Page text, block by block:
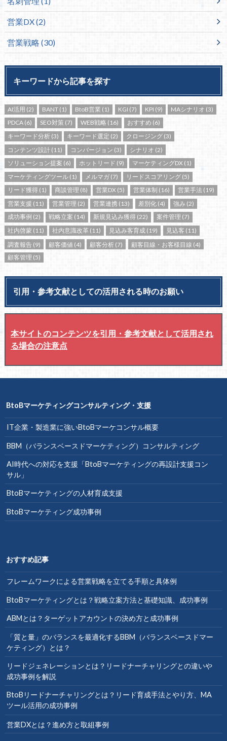
営業DX(2)
営業戦略 (30)
キーワードから記事を探す
AI活用 (2) BANT (1) BtoB営業 (1) KGI (7) KPI (9) MAシナリオ (3)
PDCA(6) SEO対策 (7) WEB戦略 (16) おすすめ (6)
キーワード分析(3) キーワード選定 (2) クロージング (3)
コンテンツ設計(11) コンバージョン (3) シナリオ (2)
ソリューション提案 (6) ホットリード (9) マーケティングDX (1)
マーケティングツール(1) メルマガ (7) リードスコアリング (5)
リード獲得(1) 商談管理 (8) 営業DX (5) 営業体制 (16) 営業手法 (19)
営業支援 (11) 営業管理 (2) 営業連携 (13) 差別化(4) 強み (2)
成功事例 (2) 戦略立案 (14) 新規見込み獲得 (22) 案件管理 (7)
社内啓蒙(11) 社内意識改革 (11) 見込み客育成 (19) 見込客 (11)
調査報告(9) 顧客価値 (4) 顧客分析 (7) 顧客目線・お客様目線 (4)
顧客管理 (5)
引用・参考文献としての活用される時のお願い
本サイトのコンテンツを引用・参考文献として活用され
る場合の注意点
BtoBマーケティングコンサルティング・支援
IT企業・製造業に強いBtoBマーケコンサル概要
BBM（バランスベースドマーケティング）コンサルティング
AI時代への対応を支援「BtoBマーケティングの再設計支援コン
サル」
BtoBマーケティングの人材育成支援
BtoBマーケティング成功事例
おすすめ記事
フレームワークによる営業戦略を立てる手順と具体例
BtoBマーケティングとは？戦略立案方法と基礎知識、成功事例
ABMとは？ターゲットアカウントの決め方と成功事例
「質と量」のバランスを最適化するBBM（バランスベースドマー
ケティング）とは？
リードジェネレーションとは？リードナーチャリングとの違いや
成功事例を解説
BtoBリードナーチャリングとは？リード育成手法とやり方、MA
ツール活用の成功事例
営業DXとは？進め方と取組事例